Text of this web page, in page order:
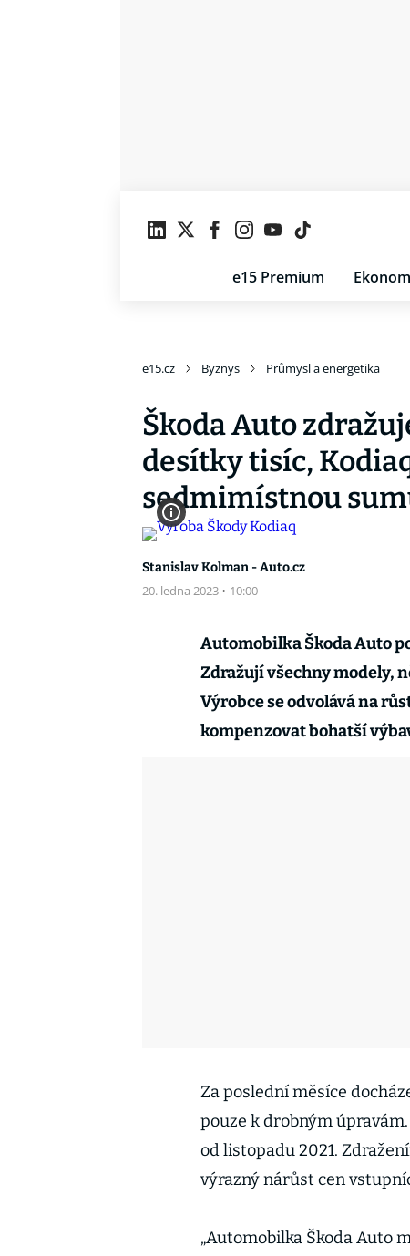
e15 Premium
e15.cz Byznys Průmysl a energetika
Škoda Auto
desítky tisíc,
sedmimístnou
Stanislav Kolman - Auto.cz
20. ledna 2023 · 10:00
Automobilka Škoda Auto
Zdražují všechny modely,
Výrobce se odvolává na
kompenzovat bohatší
Za poslední měsíce
pouze k drobným
od listopadu 2021.
výrazný nárůst cen
„Automobilka Škoda Auto